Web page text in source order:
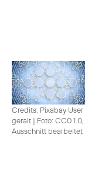
Credits: Pixabay User
geralt | Foto: CC0 1.0,
Ausschnitt bearbeitet